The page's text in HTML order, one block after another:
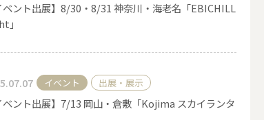
ベント出展】8/30・8/31 神奈川・海老名「EBICHILL
」
イベント 出展・展示
ベント出展】7/13 岡山・倉敷「Kojima スカイランタ